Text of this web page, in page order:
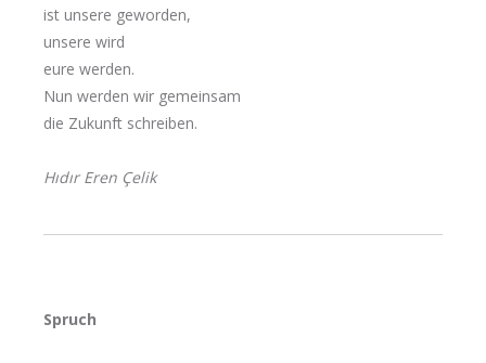
ist unsere geworden,
unsere wird
eure werden.
Nun werden wir gemeinsam
die Zukunft schreiben.
Hıdır Eren Çelik
Spruch